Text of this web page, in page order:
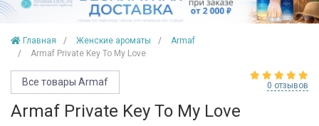
Главная Женские ароматы
Armaf
Armaf Private Key To My Love
Все товары Armaf 0 отзывов
Armaf Private Key To My Love